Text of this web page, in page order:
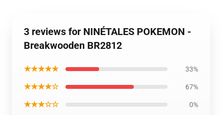
3 reviews for NINÉTALES POKEMON -
Breakwooden BR2812
★★★★★ 33%
★★★★☆ 67%
★★★☆☆ 0%